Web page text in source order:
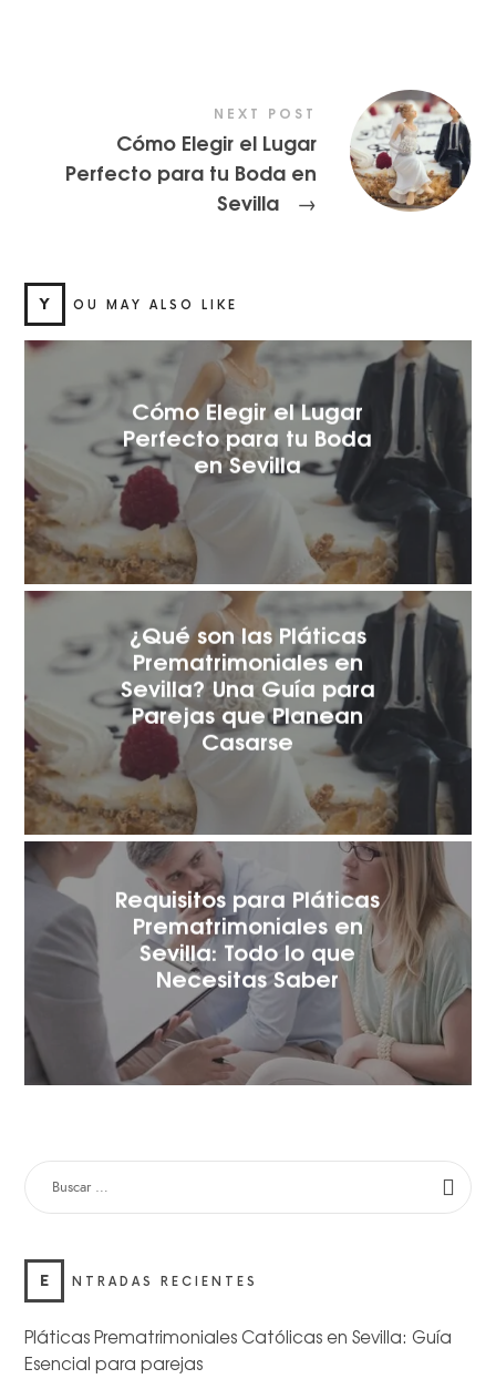
NEXT POST
Cómo Elegir el Lugar
Perfecto para tu Boda en
Sevilla
→
Y OU MAY ALSO LIKE
Cómo Elegir el Lugar
Perfecto para tu Boda
en Sevilla
¿Qué son las Pláticas
Prematrimoniales en
Sevilla? Una Guía para
Parejas que Planean
Casarse
Requisitos para Pláticas
Prematrimoniales en
Sevilla: Todo lo que
Necesitas Saber
E NTRADAS RECIENTES
Pláticas Prematrimoniales Católicas en Sevilla: Guía
Esencial para parejas